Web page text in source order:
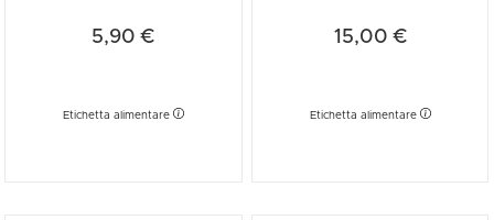
5,90 €
Etichetta alimentare
15,00 €
Etichetta alimentare